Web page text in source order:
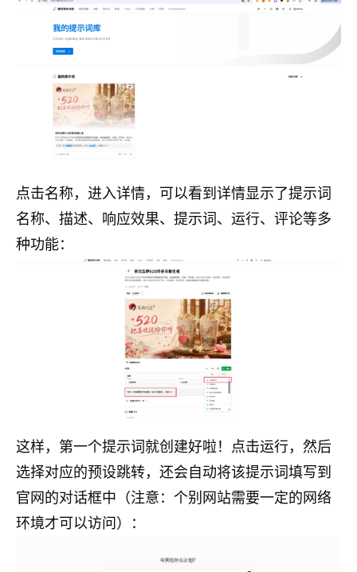
点击名称，进入详情，可以看到详情显示了提示词
名称、描述、响应效果、提示词、运行、评论等多
种功能：
这样，第一个提示词就创建好啦！点击运行，然后
选择对应的预设跳转，还会自动将该提示词填写到
官网的对话框中（注意：个别网站需要一定的网络
环境才可以访问）：